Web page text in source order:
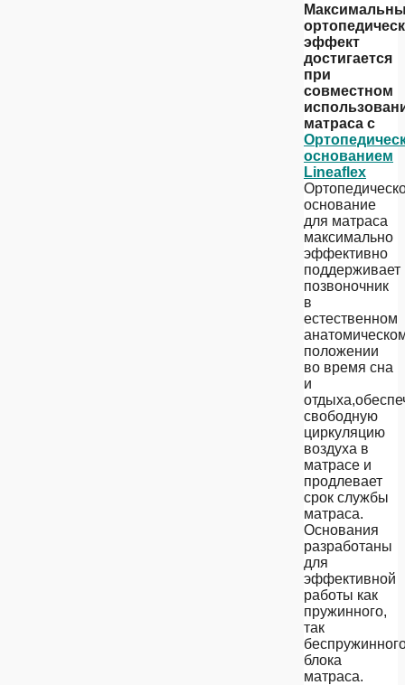
эффект
достигается
при
совместном
матраса с
основанием
Lineaflex
основание
для матраса
максимально
эффективно
поддерживает
позвоночник
в
естественном
положении
во время сна
и
свободную
циркуляцию
воздуха в
матрасе и
продлевает
срок службы
матраса.
Основания
разработаны
для
эффективной
работы как
пружинного,
так
блока
матраса.